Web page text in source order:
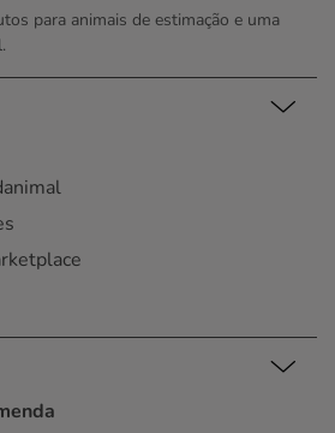
para animais de estimação e uma